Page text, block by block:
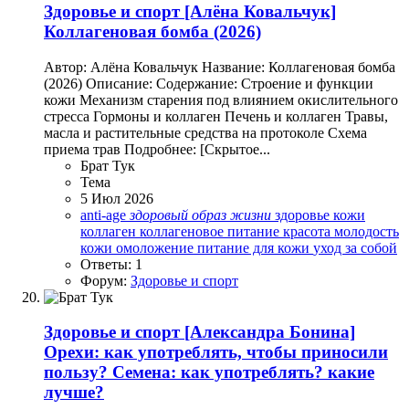
Здоровье и спорт [Алёна Ковальчук]
Коллагеновая бомба (2026)
Автор: Алёна Ковальчук Название: Коллагеновая бомба
(2026) Описание: Содержание: Строение и функции
кожи Механизм старения под влиянием окислительного
стресса Гормоны и коллаген Печень и коллаген Травы,
масла и растительные средства на протоколе Схема
приема трав Подробнее: [Скрытое...
Брат Тук
Тема
5 Июл 2026
anti-ageздоровый образ жизни здоровье кожи
коллаген коллагеновое питание красота молодость
кожи омоложение питание для кожи уход за собой
Ответы: 1
Форум: Здоровье и спорт
Здоровье и спорт [Александра Бонина]
Орехи: как употреблять, чтобы приносили
пользу? Семена: как употреблять? какие
лучше?